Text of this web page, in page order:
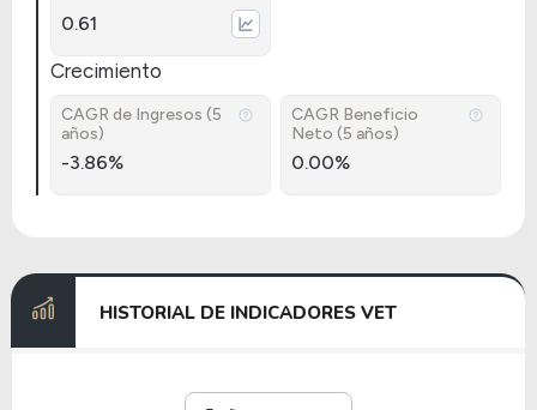
0.61
Crecimiento
CAGR de Ingresos (5
años)
-3.86%
CAGR Beneficio
Neto (5 años)
0.00%
HISTORIAL DE INDICADORES VET